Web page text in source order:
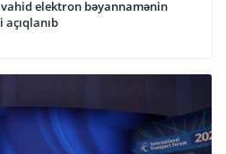
elektron bəyannamənin